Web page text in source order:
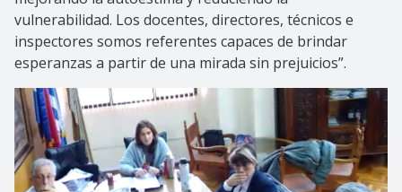
vulnerabilidad. Los docentes, directores, técnicos e
inspectores somos referentes capaces de brindar
esperanzas a partir de una mirada sin prejuicios”.